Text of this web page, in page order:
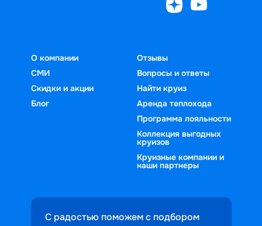
О компании
СМИ
Скидки и акции
Блог
Отзывы
Вопросы и ответы
Найти круиз
Аренда теплохода
Программа лояльности
Коллекция выгодных
круизов
Круизные компании и
наши партнеры
С радостью поможем с подбором